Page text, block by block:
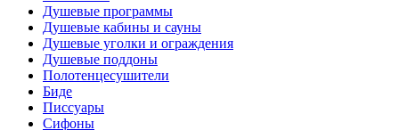
Душевые программы
Душевые кабины и сауны
Душевые уголки и ограждения
Душевые поддоны
Полотенцесушители
Биде
Писсуары
Сифоны